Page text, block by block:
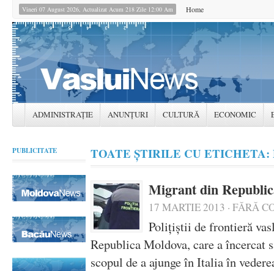
Vineri 07 August 2026, Actualizat Acum 218 Zile 12:00 Am Home
ADMINISTRAȚIE ANUNȚURI CULTURĂ ECONOMIC
PUBLICITATE TOATE ȘTIRILE CU
Migrant din
17 MARTIE 2013 · FĂRĂ
Poliţiştii de frontieră
Republica Moldova, care a încercat
scopul de a ajunge în Italia în